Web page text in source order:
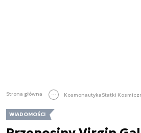
Strona główna KosmonautykaStatki
WIADOMOŚCI